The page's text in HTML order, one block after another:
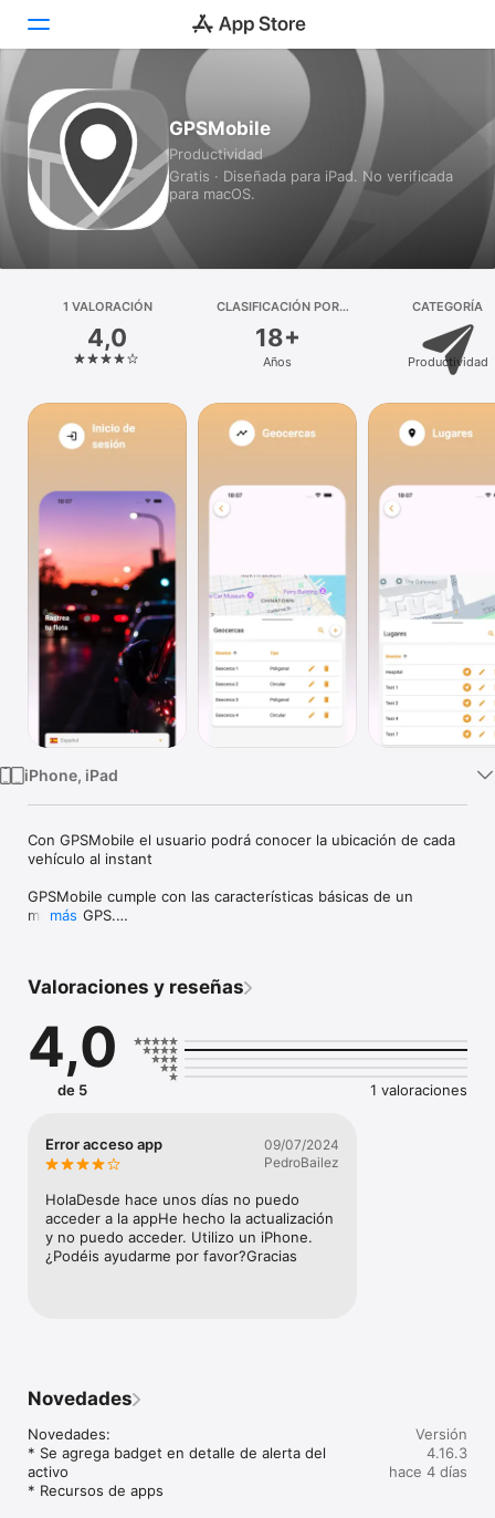
Hoy
Juegos
Apps
Plataforma
iPhone
iPad
Mac
TV
GPSMobile
Productividad
Gratis · Diseñada para iPad. No verificada
para macOS.
1 VALORACIÓN
4,0
CLASIFICACIÓN POR
18+
Años
CATEGORÍA
Productividad
iPhone, iPad
Con GPSMobile el usuario podrá conocer la ubicación de cada
vehículo al instant
GPSMobile cumple con las características básicas de un
módulo GPS.
Creación de Geocercas
Ver los recorridos del vehículo
entre otras cosas más
más
Valoraciones y reseñas
4,0
de 5 1 valoraciones
Error acceso app
09/07/2024
PedroBailez
HolaDesde hace unos días no puedo
acceder a la appHe hecho la actualización
y no puedo acceder. Utilizo un iPhone.
¿Podéis ayudarme por favor?Gracias
Novedades
Novedades:
* Se agrega badget en detalle de alerta del
activo
* Recursos de apps
Versión
4.16.3
hace 4 días